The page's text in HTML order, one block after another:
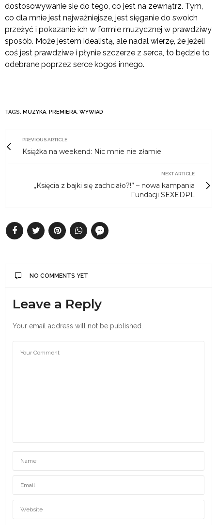
dostosowywanie się do tego, co jest na zewnątrz. Tym,
co dla mnie jest najważniejsze, jest sięganie do swoich
przeżyć i pokazanie ich w formie muzycznej w prawdziwy
sposób. Może jestem idealistą, ale nadal wierzę, że jeżeli
coś jest prawdziwe i płynie szczerze z serca, to będzie to
odebrane poprzez serce kogoś innego.
TAGS: MUZYKA, PREMIERA, WYWIAD
PREVIOUS ARTICLE
Książka na weekend: Nic mnie nie złamie
NEXT ARTICLE
„Księcia z bajki się zachciało?!” – nowa kampania
Fundacji SEXEDPL
NO COMMENTS YET
Leave a Reply
Your email address will not be published.